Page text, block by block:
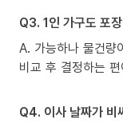
Q3. 1인 가구도 포
A. 가능하나 물건량
비교 후 결정하는
Q4. 이사 날짜가 비